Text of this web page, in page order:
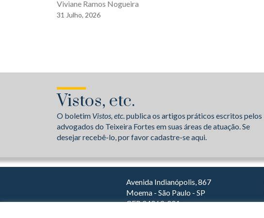
Viviane Ramos Nogueira
31 Julho, 2026
Vistos, etc.
O boletim Vistos, etc.publica os artigos práticos escritos pelos
advogados do Teixeira Fortes em suas áreas de atuação. Se
desejar recebê-lo, por favor cadastre-se aqui.
Avenida Indianópolis, 867
Moema - São Paulo - SP
CEP 04063-001